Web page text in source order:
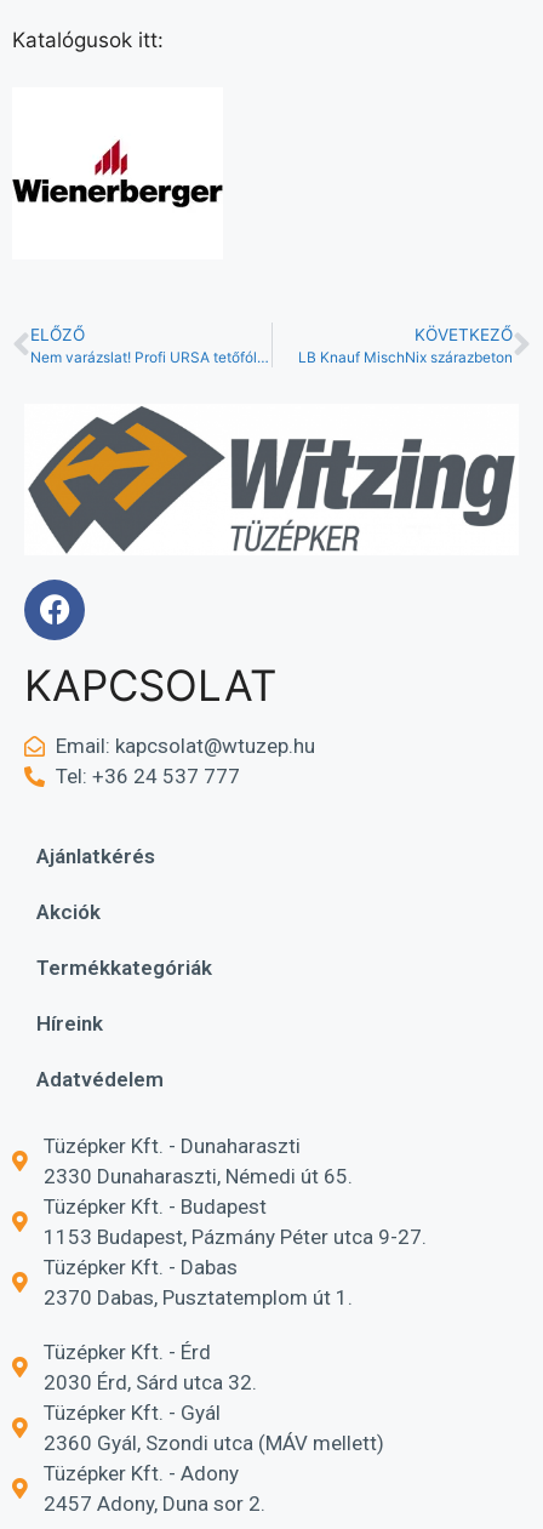
Katalógusok itt:
ELŐZŐ
Nem varázslat! Profi URSA tetőfóliák
KÖVETKEZŐ
LB Knauf MischNix szárazbeton
KAPCSOLAT
Email: kapcsolat@wtuzep.hu
Tel: +36 24 537 777
Ajánlatkérés
Akciók
Termékkategóriák
Híreink
Adatvédelem
Tüzépker Kft. - Dunaharaszti
2330 Dunaharaszti, Némedi út 65.
Tüzépker Kft. - Budapest
1153 Budapest, Pázmány Péter utca 9-27.
Tüzépker Kft. - Dabas
2370 Dabas, Pusztatemplom út 1.
Tüzépker Kft. - Érd
2030 Érd, Sárd utca 32.
Tüzépker Kft. - Gyál
2360 Gyál, Szondi utca (MÁV mellett)
Tüzépker Kft. - Adony
2457 Adony, Duna sor 2.